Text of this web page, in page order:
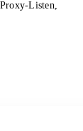
Listen,